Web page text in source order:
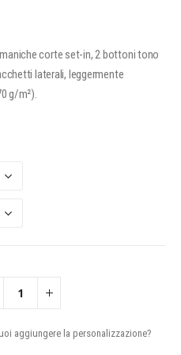
corte set-in, 2 bottoni tono
laterali, leggermente
g/m²).
aggiungere la personalizzazione?